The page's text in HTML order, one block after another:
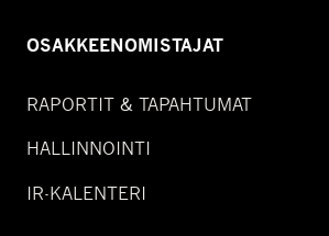
OSAKKEENOMISTAJAT
RAPORTIT & TAPAHTUMAT
HALLINNOINTI
IR-KALENTERI